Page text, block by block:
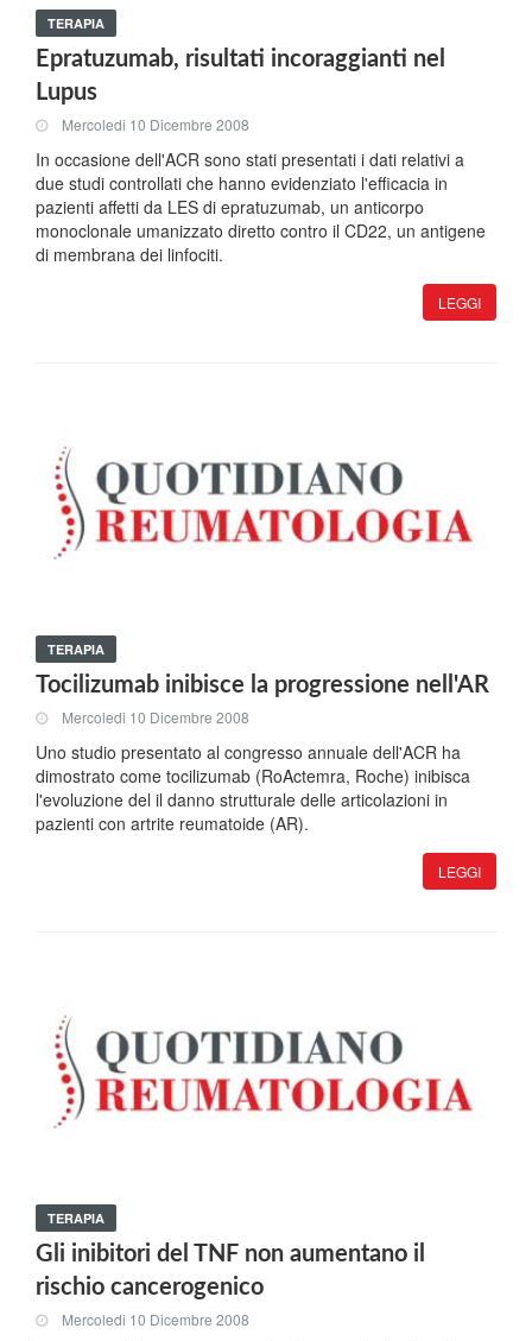
TERAPIA
Epratuzumab, risultati incoraggianti nel
Lupus
Mercoledi 10 Dicembre 2008
In occasione dell'ACR sono stati presentati i dati relativi a
due studi controllati che hanno evidenziato l'efficacia in
pazienti affetti da LES di epratuzumab, un anticorpo
monoclonale umanizzato diretto contro il CD22, un antigene
di membrana dei linfociti.
LEGGI
TERAPIA
Tocilizumab inibisce la progressione nell'AR
Mercoledi 10 Dicembre 2008
Uno studio presentato al congresso annuale dell'ACR ha
dimostrato come tocilizumab (RoActemra, Roche) inibisca
l'evoluzione del il danno strutturale delle articolazioni in
pazienti con artrite reumatoide (AR).
LEGGI
TERAPIA
Gli inibitori del TNF non aumentano il
rischio cancerogenico
Mercoledi 10 Dicembre 2008